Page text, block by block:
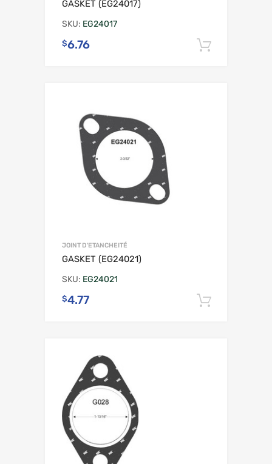
GASKET (EG24017)
SKU: EG24017
$6.76
JOINT D'ETANCHEITÉ
GASKET (EG24021)
SKU: EG24021
$4.77